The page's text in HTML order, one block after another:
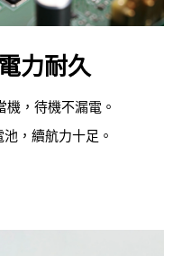
力耐久
，待機不漏電。
，續航力十足。